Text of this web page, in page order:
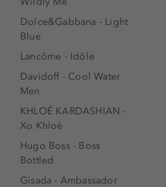
Dolce&Gabbana - Light
Blue
Lancôme - Idôle
Davidoff - Cool Water
Men
KHLOÉ KARDASHIAN -
Xo Khloè
Hugo Boss - Boss
Bottled
Gisada - Ambassador